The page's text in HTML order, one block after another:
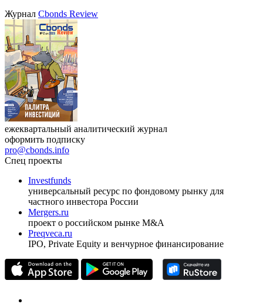
Журнал Cbonds Review
ежеквартальный аналитический журнал
оформить подписку
pro@cbonds.info
Спец проекты
Investfunds
универсальный ресурс по фондовому рынку для
частного инвестора России
Mergers.ru
проект о российском рынке M&A
Preqveca.ru
IPO, Private Equity и венчурное финансирование